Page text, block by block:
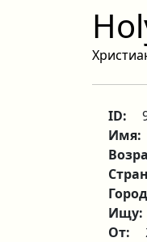
ID:
Имя:
Ищу:
От: